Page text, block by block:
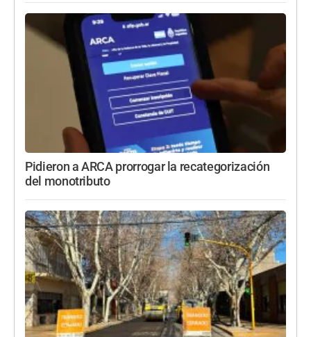
Pidieron a ARCA prorrogar la recategorización
del monotributo